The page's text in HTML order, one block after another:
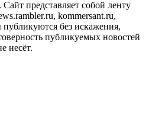
представляет собой ленту
kommersant.ru,
без искажения,
публикуемых новостей
несёт.